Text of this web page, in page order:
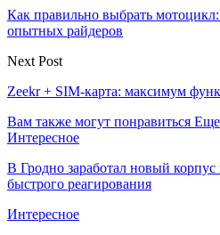
Как правильно выбрать
опытных райдеров
Next Post
Zeekr + SIM-карта: максимум
Вам также могут понравиться Еще
Интересное
В Гродно заработал новый корпус
быстрого реагирования
Интересное